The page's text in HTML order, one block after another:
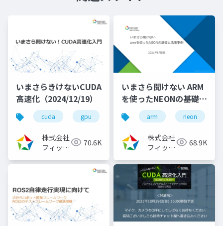
いまさらきけないCUDA
高速化（2024/12/19）
cuda gpu llm nvidia 高速化
株式会社
フィック
70.6K
いまさら聞けない ARM
を使ったNEONの基礎と
活用事例
（2021/08/05）
arm neon
株式会社
フィック
68.9K